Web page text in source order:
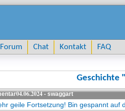
Forum Chat Kontakt FAQ
Geschichte
04.06.2024- swaggart
geile Fortsetzung! Bin gespannt auf